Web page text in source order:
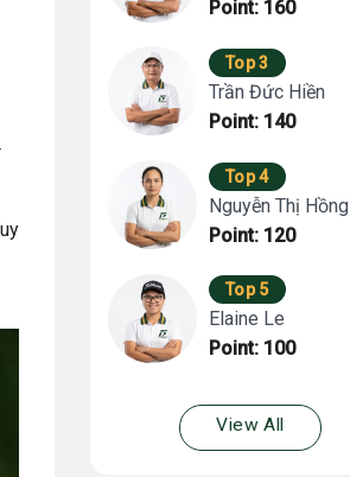
Point: 160
Top 3
Trần Đức Hiền
Point: 140
Top 4
Nguyễn Thị Hồng
Point: 120
Top 5
Elaine Le
Point: 100
View All